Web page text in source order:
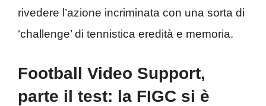
rivedere l’azione incriminata con una sorta di
‘challenge’ di tennistica eredità e memoria.
Football Video Support,
parte il test: la FIGC si è